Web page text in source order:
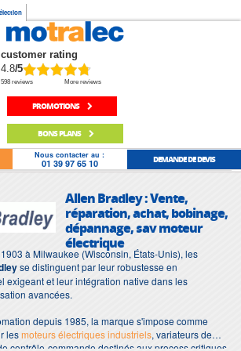
customer rating
4.8/5
598 reviews More reviews
PROMOTIONS
BONS PLANS
Nous contacter au :
01 39 97 65 10 DEMANDE DE DEVIS
Allen Bradley : Vente,
réparation, achat, bobinage,
dépannage, sav moteur
électrique
à Milwaukee (Wisconsin, États-Unis), les
se distinguent par leur robustesse en
exigeant et leur intégration native dans les
avancées.
depuis 1985, la marque s'impose comme
lesmoteurs électriques industriels, variateurs de
contrôle-commande destinés aux process critiques.